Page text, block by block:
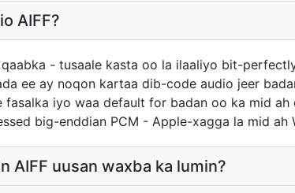
AIFF?
- tusaale kasta oo la ilaaliyo bit-
ee ay noqon kartaa dib-code audio jeer
fasalka iyo waa default for badan oo ka mid
big-enddian PCM - Apple-xagga la mid
AIFF uusan waxba ka lumin?